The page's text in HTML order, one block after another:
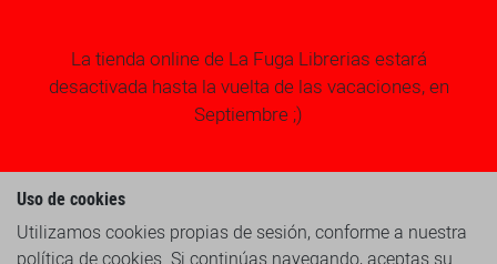
La tienda online de La Fuga Librerias estará
desactivada hasta la vuelta de las vacaciones, en
Septiembre ;)
Uso de cookies
Utilizamos cookies propias de sesión, conforme a nuestra
política de cookies. Si continúas navegando, aceptas su